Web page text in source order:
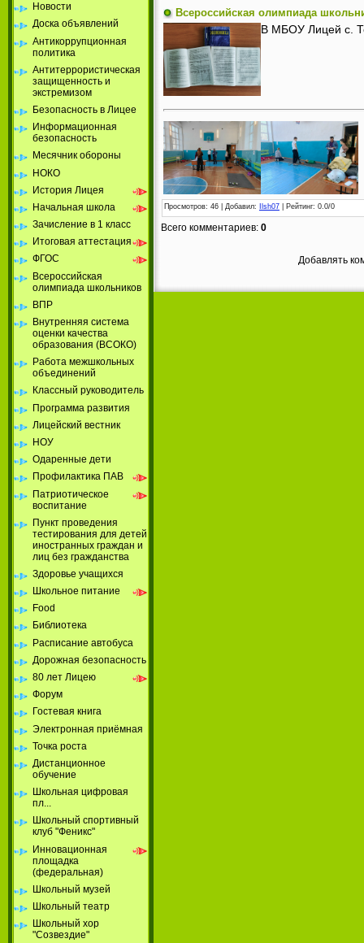
Новости
Доска объявлений
Антикоррупционная
политика
Антитеррористическая
защищенность и
экстремизом
Безопасность в Лицее
Информационная
безопасность
Месячник обороны
НОКО
История Лицея
Начальная школа
Зачисление в 1 класс
Итоговая аттестация
ФГОС
Всероссийская
олимпиада школьников
ВПР
Внутренняя система
оценки качества
образования (ВСОКО)
Работа межшкольных
объединений
Классный руководитель
Программа развития
Лицейский вестник
НОУ
Одаренные дети
Профилактика ПАВ
Патриотическое
воспитание
Пункт проведения
тестирования для детей
иностранных граждан и
лиц без гражданства
Здоровье учащихся
Школьное питание
Food
Библиотека
Расписание автобуса
Дорожная безопасность
80 лет Лицею
Форум
Гостевая книга
Электронная приёмная
Точка роста
Дистанционное
обучение
Школьная цифровая
пл...
Школьный спортивный
клуб "Феникс"
Инновационная
площадка
(федеральная)
Школьный музей
Школьный театр
Школьный хор
"Созвездие"
Всероссийская олимпиада
В МБОУ Лицей с.
Просмотров: 46 | Добавил: Ilsh07 Рейтинг: 0.0/0
Всего комментариев: 0
Добавлять